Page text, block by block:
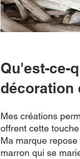
Qu'est-ce-
décoration
Mes créations
offrent cette
Ma marque
marron qui se